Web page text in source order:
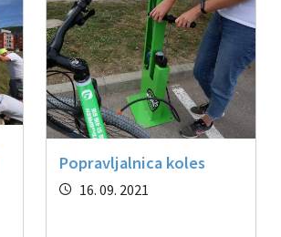
Popravljalnica koles
16. 09. 2021